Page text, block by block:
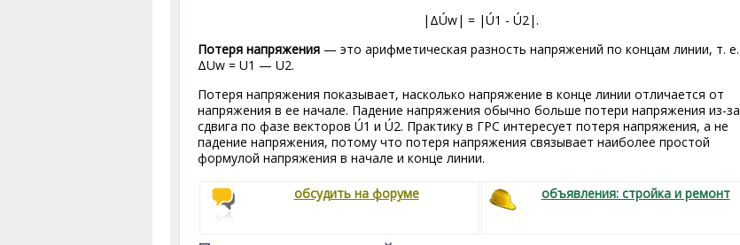
|ΔÚw| = |Ú1 - Ú2|.
Потеря напряжения — это арифметическая разность напряжений по концам линии, т. е.
ΔUw = U1 — U2.
Потеря напряжения показывает, насколько напряжение в конце линии отличается от
напряжения в ее начале. Падение напряжения обычно больше потери напряжения из-за
сдвига по фазе векторов Ú1 и Ú2. Практику в ГРС интересует потеря напряжения, а не
падение напряжения, потому что потеря напряжения связывает наиболее простой
формулой напряжения в начале и конце линии.
обсудить на форуме объявления: стройка и ремонт